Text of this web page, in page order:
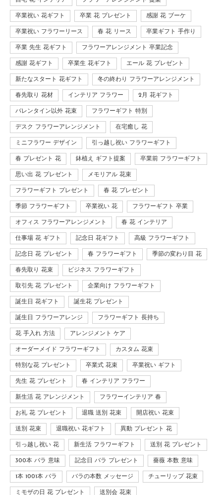
卒業祝い 花ギフト 卒業 花 プレゼント 感謝 花 ブーケ
卒業祝い フラワーリース 春 花 リース 卒業ギフト 手作り
卒業 先生 花ギフト フラワーアレンジメント 卒業記念
感謝 花ギフト 卒業生 花ギフト エール 花 プレゼント
新たなスタート 花ギフト 冬の終わり フラワーアレンジメント
春先取り 花材 インテリア フラワー 2月 花ギフト
バレンタイン以外 花束 フラワーギフト 特別
デスク フラワーアレンジメント 在宅癒し 花
ミニフラワー デザイン 引っ越し祝い フラワーギフト
春 プレゼント 花 鉢植え ギフト提案 卒業前 フラワーギフト
思い出 花 プレゼント メモリアル 花束
フラワーギフト プレゼント 春 花 プレゼント
季節 フラワーギフト 卒業祝い 花 フラワーギフト 卒業
オフィス フラワーアレンジメント 春 花 インテリア
仕事場 花 ギフト 記念日 花ギフト 高級 フラワーギフト
記念日 花 プレゼント 春 フラワーギフト 季節の変わり目 花
春先取り 花束 ビジネス フラワーギフト
取引先 花 プレゼント 企業向け フラワーギフト
誕生日 花ギフト 誕生花 プレゼント
誕生日 フラワーアレンジ フラワーギフト 長持ち
花 手入れ 方法 アレンジメント ケア
オーダーメイド フラワーギフト カスタム 花束
特別な花 プレゼント 卒業式 花束 卒業祝い ギフト
先生 花 プレゼント 春 インテリア フラワー
新生活 花 アレンジメント フラワーインテリア 春
お礼 花 プレゼント 退職 送別 花束 開店祝い 花束
送別 花束 退職祝い 花ギフト 異動 プレゼント 花
引っ越し祝い 花 新生活 フラワーギフト 送別 花 プレゼント
300本 バラ 意味 記念日 バラ プレゼント 薔薇 本数 意味
1本 1001本 バラ バラの本数 メッセージ チューリップ 花束
ミモザの日 花 プレゼント 送別会 花束